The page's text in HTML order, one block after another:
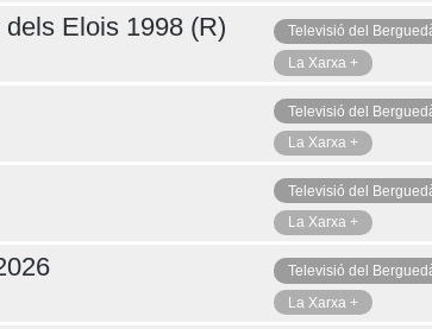
Elois 1998 (R)
Televisió del
La Xarxa +
Televisió del
La Xarxa +
Televisió del
La Xarxa +
Televisió del
La Xarxa +